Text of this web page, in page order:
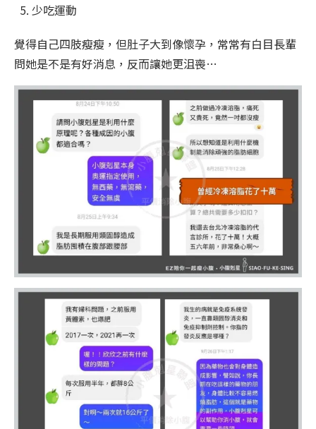
少吃運動
覺得自己四肢瘦瘦，但肚子大到像懷孕，常常有白目長輩
問她是不是有好消息，反而讓她更沮喪…